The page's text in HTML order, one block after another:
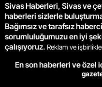
Sivas Haberleri, Sivas ve
haberleri sizlerle
Bağımsız ve tarafsız
sorumluluğumuzu en iyi
çalışıyoruz. Reklam ve
En son haberleri ve